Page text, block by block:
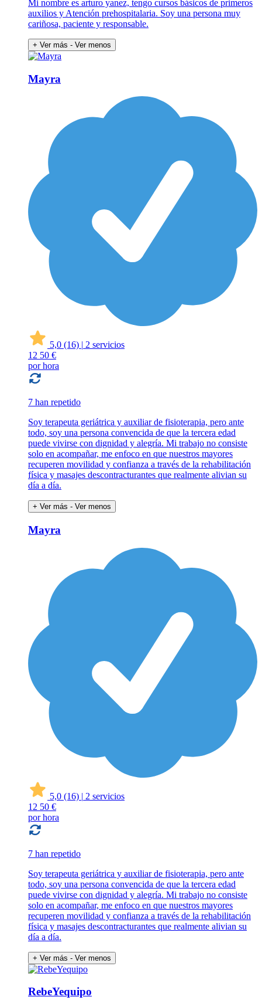
Mi nombre es arturo yanez, tengo cursos básicos de primeros
auxilios y Atención prehospitalaria. Soy una persona muy
cariñosa, paciente y responsable.
+ Ver más - Ver menos
Mayra
5,0 (16) | 2 servicios
12 50 €
por hora
7 han repetido
Soy terapeuta geriátrica y auxiliar de fisioterapia, pero ante
todo, soy una persona convencida de que la tercera edad
puede vivirse con dignidad y alegría. Mi trabajo no consiste
solo en acompañar, me enfoco en que nuestros mayores
recuperen movilidad y confianza a través de la rehabilitación
física y masajes descontracturantes que realmente alivian su
día a día.
+ Ver más - Ver menos
Mayra
5,0 (16) | 2 servicios
12 50 €
por hora
7 han repetido
Soy terapeuta geriátrica y auxiliar de fisioterapia, pero ante
todo, soy una persona convencida de que la tercera edad
puede vivirse con dignidad y alegría. Mi trabajo no consiste
solo en acompañar, me enfoco en que nuestros mayores
recuperen movilidad y confianza a través de la rehabilitación
física y masajes descontracturantes que realmente alivian su
día a día.
+ Ver más - Ver menos
RebeYequipo